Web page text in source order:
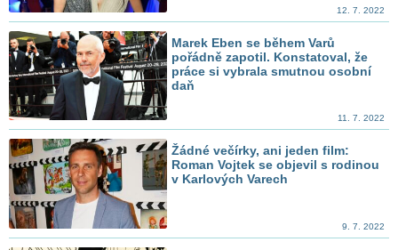
12. 7. 2022
Marek Eben se během Varů
pořádně zapotil. Konstatoval, že
práce si vybrala smutnou osobní
daň
11. 7. 2022
Žádné večírky, ani jeden film:
Roman Vojtek se objevil s rodinou
v Karlových Varech
9. 7. 2022